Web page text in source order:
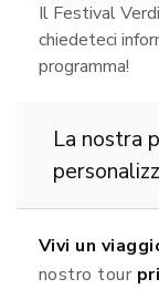
Il Festival
chiedeteci
programma!
La nostra
Vivi un
nostro tour